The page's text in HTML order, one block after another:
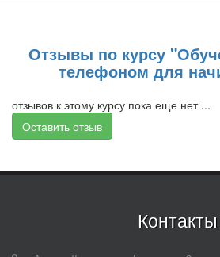
Отзывы по курсу
телефоном для
отзывов к этому курсу пока еще нет ...
Оставить отзыв
Контакты